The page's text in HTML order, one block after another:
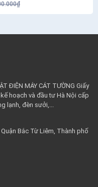
ĐIỆN MÁY CÁT TƯỜNG Giấy
hoạch và đầu tư Hà Nội cấp
lạnh, đèn sưởi,...
Bắc Từ Liêm, Thành phố